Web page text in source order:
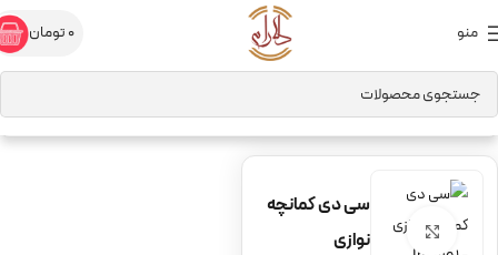
منو 0تومان
خانه CD و کتاب آموزشی CD و DVD
برای بزرگنمایی کلیک کنید
سی دی کمانچه
‌نوازی